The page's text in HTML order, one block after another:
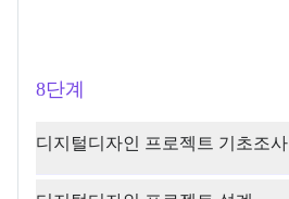
8단계
디지털디자인 프로젝트 기초조사